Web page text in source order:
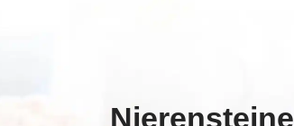
Nierensteine